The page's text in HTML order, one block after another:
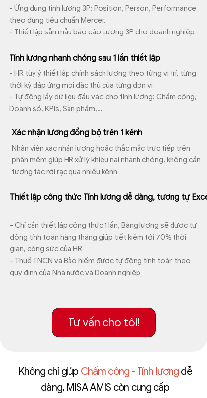
Tính lương nhanh chóng sau 1 lần thiết lập
- HR tùy ý thiết lập chính sách lương theo từng vị trí, từng
thời kỳ đáp ứng mọi đặc thù của từng đơn vị
- Tự động lấy dữ liệu đầu vào cho tính lương: Chấm công,
Doanh số, KPIs, Sản phẩm,…
Xác nhận lương đồng bộ trên 1 kênh
Nhân viên xác nhận lương hoặc thắc mắc trực tiếp trên
phần mềm giúp HR xử lý khiếu nại nhanh chóng, không cần
tương tác rời rạc qua nhiều kênh
Thiết lập công thức Tính lương dễ dàng, tương tự Excel
- Chỉ cần thiết lập công thức 1 lần, Bảng lương sẽ được tự
động tính toán hàng tháng giúp tiết kiệm tới 70% thời
gian, công sức của HR
- Thuế TNCN và Bảo hiểm được tự động tính toán theo
quy định của Nhà nước và Doanh nghiệp
Tư vấn cho tôi!
- Ứng dụng tính lương 3P: Position, Person, Performance
theo đúng tiêu chuẩn Mercer.
- Thiết lập sẵn mẫu báo cáo Lương 3P cho doanh nghiệp
Không chỉ giúp Chấm công - Tính lương dễ
dàng, MISA AMIS còn cung cấp